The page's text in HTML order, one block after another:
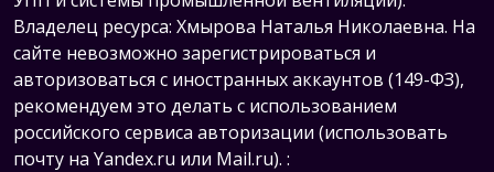
Владелец ресурса: Хмырова Наталья Николаевна. На
сайте невозможно зарегистрироваться и
авторизоваться с иностранных аккаунтов (149-ФЗ),
рекомендуем это делать с использованием
российского сервиса авторизации (использовать
почту на Yandex.ru или Mail.ru). :